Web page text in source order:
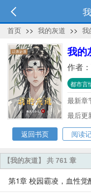
首页 >> 我的灰道 >> 我
我的
作者：
都市言
最新章
最后更
返回书页
阅读
【我的灰道】 共 761 章
第1章 校园霸凌，血性觉